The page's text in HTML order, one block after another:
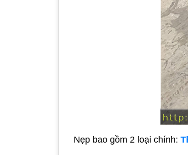
Nẹp bao gồm 2 loại chính: